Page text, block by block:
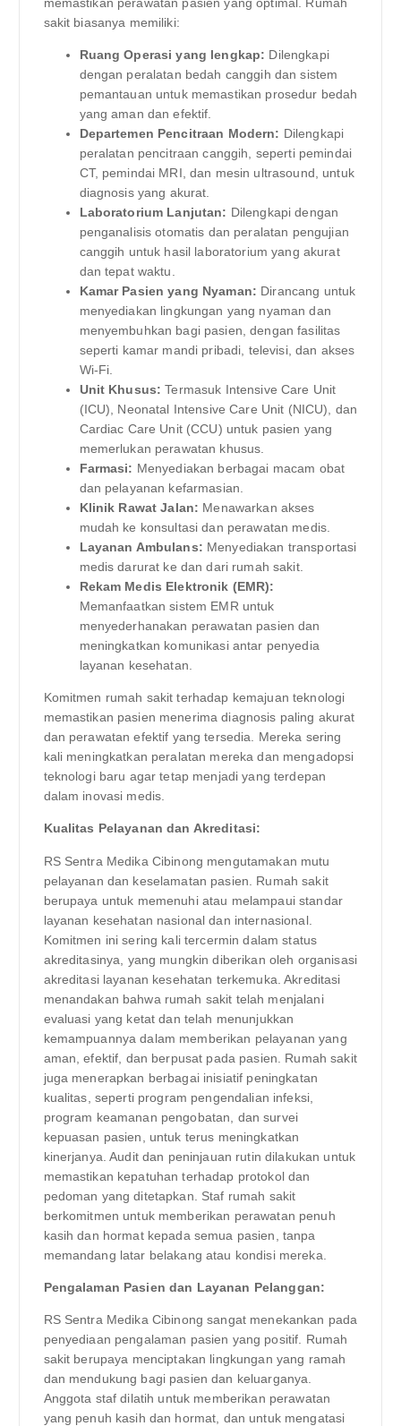
memastikan perawatan pasien yang optimal. Rumah
sakit biasanya memiliki:
Ruang Operasi yang lengkap: Dilengkapi
dengan peralatan bedah canggih dan sistem
pemantauan untuk memastikan prosedur bedah
yang aman dan efektif.
Departemen Pencitraan Modern: Dilengkapi
peralatan pencitraan canggih, seperti pemindai
CT, pemindai MRI, dan mesin ultrasound, untuk
diagnosis yang akurat.
Laboratorium Lanjutan: Dilengkapi dengan
penganalisis otomatis dan peralatan pengujian
canggih untuk hasil laboratorium yang akurat
dan tepat waktu.
Kamar Pasien yang Nyaman: Dirancang untuk
menyediakan lingkungan yang nyaman dan
menyembuhkan bagi pasien, dengan fasilitas
seperti kamar mandi pribadi, televisi, dan akses
Wi-Fi.
Unit Khusus: Termasuk Intensive Care Unit
(ICU), Neonatal Intensive Care Unit (NICU), dan
Cardiac Care Unit (CCU) untuk pasien yang
memerlukan perawatan khusus.
Farmasi: Menyediakan berbagai macam obat
dan pelayanan kefarmasian.
Klinik Rawat Jalan: Menawarkan akses
mudah ke konsultasi dan perawatan medis.
Layanan Ambulans: Menyediakan transportasi
medis darurat ke dan dari rumah sakit.
Rekam Medis Elektronik (EMR):
Memanfaatkan sistem EMR untuk
menyederhanakan perawatan pasien dan
meningkatkan komunikasi antar penyedia
layanan kesehatan.
Komitmen rumah sakit terhadap kemajuan teknologi
memastikan pasien menerima diagnosis paling akurat
dan perawatan efektif yang tersedia. Mereka sering
kali meningkatkan peralatan mereka dan mengadopsi
teknologi baru agar tetap menjadi yang terdepan
dalam inovasi medis.
Kualitas Pelayanan dan Akreditasi:
RS Sentra Medika Cibinong mengutamakan mutu
pelayanan dan keselamatan pasien. Rumah sakit
berupaya untuk memenuhi atau melampaui standar
layanan kesehatan nasional dan internasional.
Komitmen ini sering kali tercermin dalam status
akreditasinya, yang mungkin diberikan oleh organisasi
akreditasi layanan kesehatan terkemuka. Akreditasi
menandakan bahwa rumah sakit telah menjalani
evaluasi yang ketat dan telah menunjukkan
kemampuannya dalam memberikan pelayanan yang
aman, efektif, dan berpusat pada pasien. Rumah sakit
juga menerapkan berbagai inisiatif peningkatan
kualitas, seperti program pengendalian infeksi,
program keamanan pengobatan, dan survei
kepuasan pasien, untuk terus meningkatkan
kinerjanya. Audit dan peninjauan rutin dilakukan untuk
memastikan kepatuhan terhadap protokol dan
pedoman yang ditetapkan. Staf rumah sakit
berkomitmen untuk memberikan perawatan penuh
kasih dan hormat kepada semua pasien, tanpa
memandang latar belakang atau kondisi mereka.
Pengalaman Pasien dan Layanan Pelanggan:
RS Sentra Medika Cibinong sangat menekankan pada
penyediaan pengalaman pasien yang positif. Rumah
sakit berupaya menciptakan lingkungan yang ramah
dan mendukung bagi pasien dan keluarganya.
Anggota staf dilatih untuk memberikan perawatan
yang penuh kasih dan hormat, dan untuk mengatasi